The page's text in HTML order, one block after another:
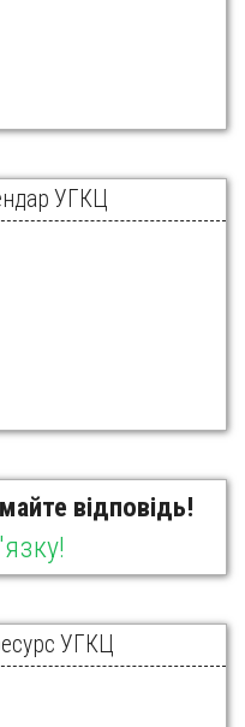
УГКЦ
відповідь!
УГКЦ